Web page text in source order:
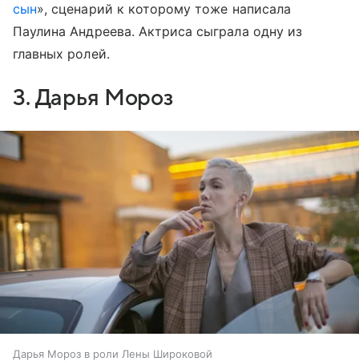
сын», сценарий к которому тоже написала
Паулина Андреева. Актриса сыграла одну из
главных ролей.
3. Дарья Мороз
Дарья Мороз в роли Лены Широковой